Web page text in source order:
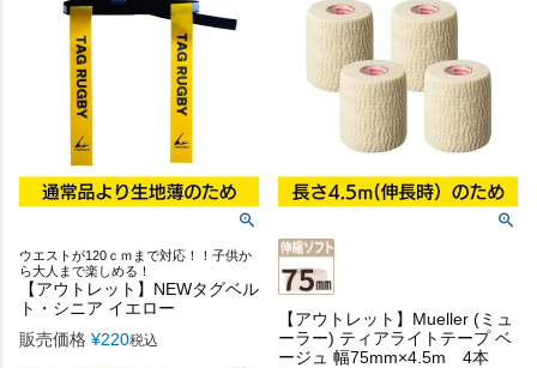
ウエストが120ｃｍまで対応！！子供か
ら大人まで楽しめる！
【アウトレット】NEWタグベル
ト・シニア イエロー
販売価格 ¥220税込
【アウトレット】Mueller (ミュ
ーラー) ティアライトテープ ベ
ージュ 幅75mm×4.5m 4本